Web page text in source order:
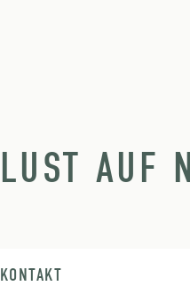
LUST AUF
KONTAKT